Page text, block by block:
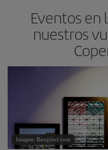
Eventos en
nuestros
Imagen: Rawpixel.com